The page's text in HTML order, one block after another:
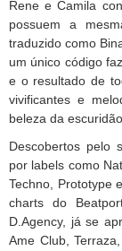
Rene e Camila
possuem a
traduzido como
um único código
e o resultado de
vivificantes e
beleza da escuridão.
Descobertos pelo
por labels como
Techno, Prototype
charts do
D.Agency, já se
Ame Club,